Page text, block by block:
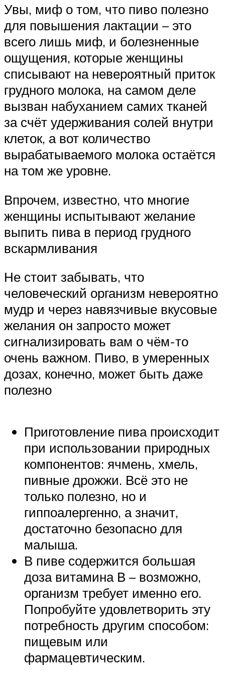
Увы, миф о том, что пиво полезно
для повышения лактации – это
всего лишь миф, и болезненные
ощущения, которые женщины
списывают на невероятный приток
грудного молока, на самом деле
вызван набуханием самих тканей
за счёт удерживания солей внутри
клеток, а вот количество
вырабатываемого молока остаётся
на том же уровне.
Впрочем, известно, что многие
женщины испытывают желание
выпить пива в период грудного
вскармливания
Не стоит забывать, что
человеческий организм невероятно
мудр и через навязчивые вкусовые
желания он запросто может
сигнализировать вам о чём-то
очень важном. Пиво, в умеренных
дозах, конечно, может быть даже
полезно
Приготовление пива происходит
при использовании природных
компонентов: ячмень, хмель,
пивные дрожжи. Всё это не
только полезно, но и
гиппоалергенно, а значит,
достаточно безопасно для
малыша.
В пиве содержится большая
доза витамина В – возможно,
организм требует именно его.
Попробуйте удовлетворить эту
потребность другим способом:
пищевым или
фармацевтическим.